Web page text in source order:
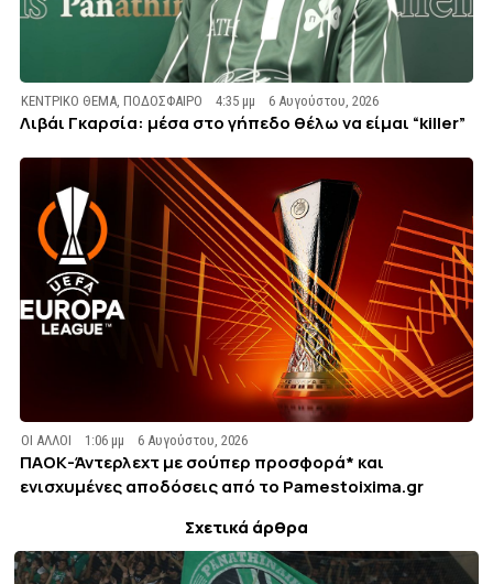
ΚΕΝΤΡΙΚΟ ΘΕΜΑ,ΠΟΔΟΣΦΑΙΡΟ 4:35 μμ 6 Αυγούστου, 2026
Λιβάι Γκαρσία: μέσα στο γήπεδο θέλω να είμαι “killer”
ΟΙ ΑΛΛΟΙ 1:06 μμ 6 Αυγούστου, 2026
ΠΑΟΚ-Άντερλεχτ με σούπερ προσφορά* και
ενισχυμένες αποδόσεις από το Pamestoixima.gr
Σχετικά άρθρα